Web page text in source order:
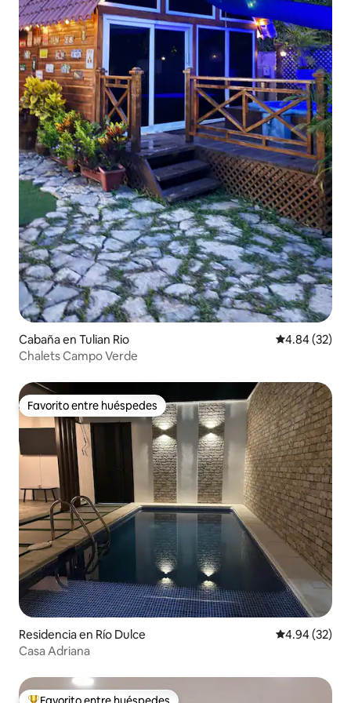
Cabaña en Tulian Rio Calificación
4.84 (32)
Chalets Campo Verde
Favorito entre huéspedes
Favorito entre huéspedes
Residencia en Río Dulce Calificación
4.94 (32)
Casa Adriana